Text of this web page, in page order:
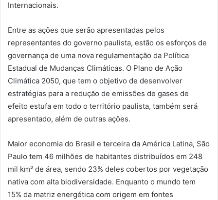
Internacionais.
Entre as ações que serão apresentadas pelos
representantes do governo paulista, estão os esforços de
governança de uma nova regulamentação da Política
Estadual de Mudanças Climáticas. O Plano de Ação
Climática 2050, que tem o objetivo de desenvolver
estratégias para a redução de emissões de gases de
efeito estufa em todo o território paulista, também será
apresentado, além de outras ações.
Maior economia do Brasil e terceira da América Latina, São
Paulo tem 46 milhões de habitantes distribuídos em 248
mil km² de área, sendo 23% deles cobertos por vegetação
nativa com alta biodiversidade. Enquanto o mundo tem
15% da matriz energética com origem em fontes